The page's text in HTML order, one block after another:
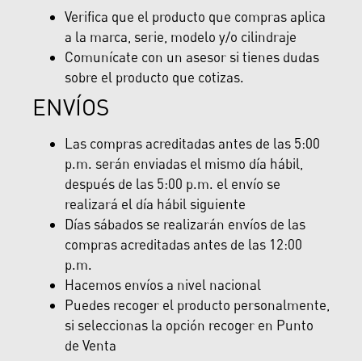
Verifica que el producto que compras aplica
a la marca, serie, modelo y/o cilindraje
Comunícate con un asesor si tienes dudas
sobre el producto que cotizas.
ENVÍOS
Las compras acreditadas antes de las 5:00
p.m. serán enviadas el mismo día hábil,
después de las 5:00 p.m. el envío se
realizará el día hábil siguiente
Días sábados se realizarán envíos de las
compras acreditadas antes de las 12:00
p.m.
Hacemos envíos a nivel nacional
Puedes recoger el producto personalmente,
si seleccionas la opción recoger en Punto
de Venta